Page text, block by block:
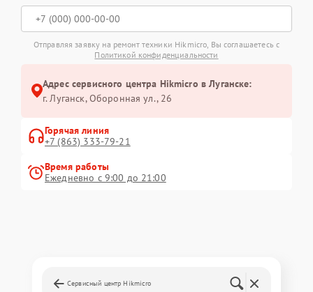
Отправляя заявку на ремонт техники Hikmicro, Вы соглашаетесь с
Политикой конфиденциальности
Адрес сервисного центра Hikmicro в Луганске:
г. Луганск, Оборонная ул., 26
Горячая линия
+7 (863) 333-79-21
Время работы
Ежедневно с 9:00 до 21:00
Сервисный центр Hikmicro